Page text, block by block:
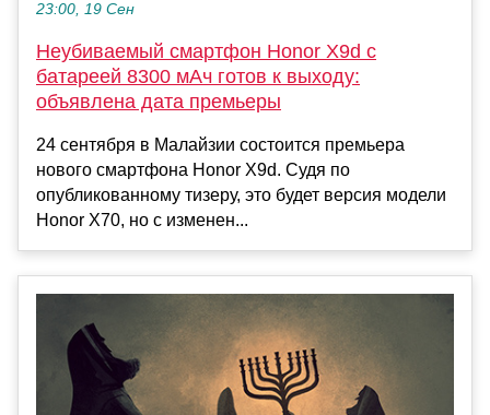
23:00, 19 Сен
Неубиваемый смартфон Honor X9d с
батареей 8300 мАч готов к выходу:
объявлена дата премьеры
24 сентября в Малайзии состоится премьера
нового смартфона Honor X9d. Судя по
опубликованному тизеру, это будет версия модели
Honor X70, но с изменен...